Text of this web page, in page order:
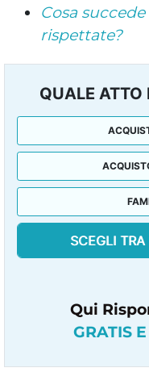
Cosa
rispettate?
QUALE ATTO
Qui
GRATIS